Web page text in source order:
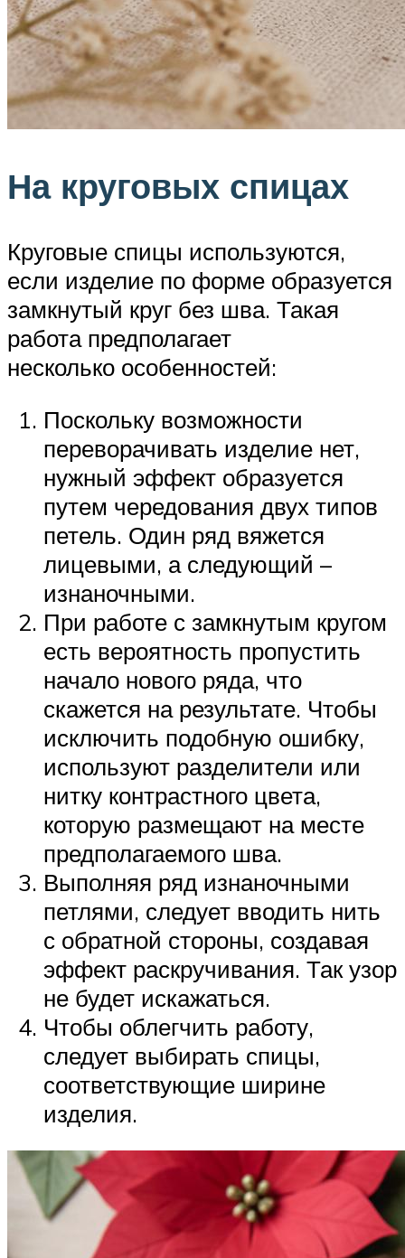
На круговых спицах
Круговые спицы используются,
если изделие по форме образуется
замкнутый круг без шва. Такая
работа предполагает
несколько особенностей:
Поскольку возможности
переворачивать изделие нет,
нужный эффект образуется
путем чередования двух типов
петель. Один ряд вяжется
лицевыми, а следующий –
изнаночными.
При работе с замкнутым кругом
есть вероятность пропустить
начало нового ряда, что
скажется на результате. Чтобы
исключить подобную ошибку,
используют разделители или
нитку контрастного цвета,
которую размещают на месте
предполагаемого шва.
Выполняя ряд изнаночными
петлями, следует вводить нить
с обратной стороны, создавая
эффект раскручивания. Так узор
не будет искажаться.
Чтобы облегчить работу,
следует выбирать спицы,
соответствующие ширине
изделия.